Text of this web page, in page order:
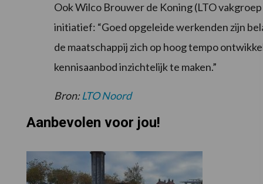
Ook Wilco Brouwer de Koning (LTO
initiatief: “Goed opgeleide werkenden zijn
de maatschappij zich op hoog tempo
kennisaanbod inzichtelijk te maken.”
Bron:LTO Noord
Aanbevolen voor jou!